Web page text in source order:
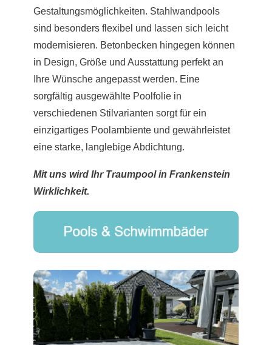
Gestaltungsmöglichkeiten. Stahlwandpools
sind besonders flexibel und lassen sich leicht
modernisieren. Betonbecken hingegen können
in Design, Größe und Ausstattung perfekt an
Ihre Wünsche angepasst werden. Eine
sorgfältig ausgewählte Poolfolie in
verschiedenen Stilvarianten sorgt für ein
einzigartiges Poolambiente und gewährleistet
eine starke, langlebige Abdichtung.
Mit uns wird Ihr Traumpool in Frankenstein
Wirklichkeit.